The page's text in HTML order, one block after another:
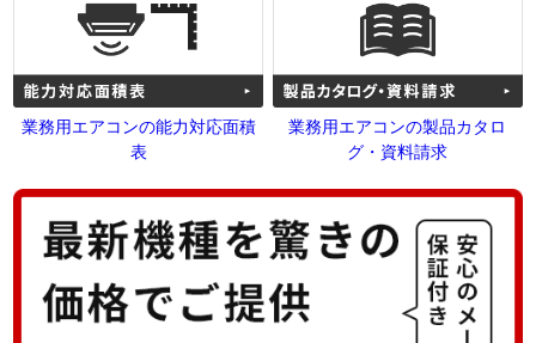
業務用エアコンの能力対応面積
表
業務用エアコンの製品カタロ
グ・資料請求